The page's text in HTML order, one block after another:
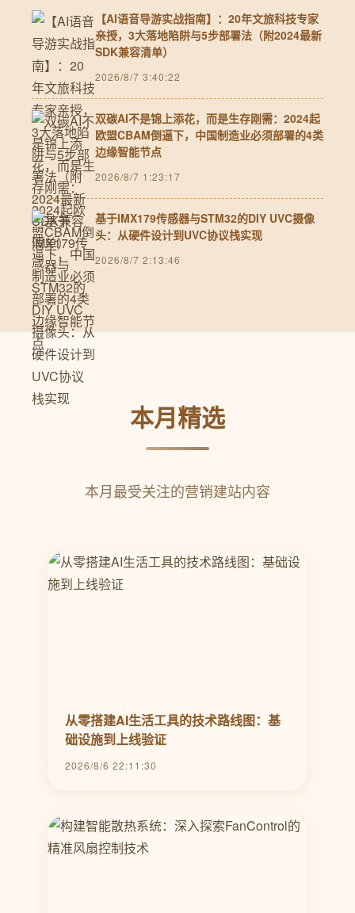
【AI语音导游实战指南】：20年文旅科技专家
亲授，3大落地陷阱与5步部署法（附2024最新
SDK兼容清单）
2026/8/7 3:40:22
双碳AI不是锦上添花，而是生存刚需：2024起
欧盟CBAM倒逼下，中国制造业必须部署的4类
边缘智能节点
2026/8/7 1:23:17
基于IMX179传感器与STM32的DIY UVC摄像
头：从硬件设计到UVC协议栈实现
2026/8/7 2:13:46
本月精选
本月最受关注的营销建站内容
从零搭建AI生活工具的技术路线图：基
础设施到上线验证
2026/8/6 22:11:30